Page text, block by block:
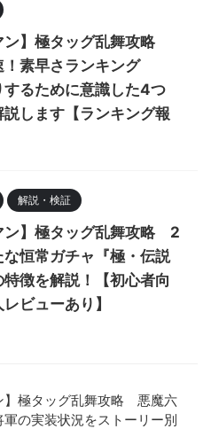
ン】極タッグ乱舞攻略
！素早さランキング
るために意識した4つ
します【ランキング報
解説・検証
ン】極タッグ乱舞攻略 2
な恒常ガチャ『極・伝説
特徴を解説！【初心者向
ビューあり】
】極タッグ乱舞攻略 悪魔六
の実装状況をストーリー別